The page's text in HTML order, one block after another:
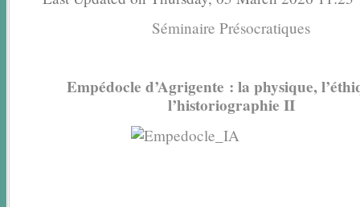
Séminaire Présocratiques
Empédocle d’Agrigente : la physique,
l’historiographie II